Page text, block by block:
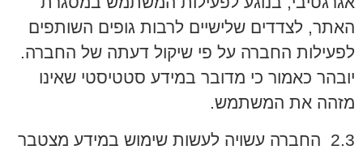
האתר, לצדדים שלישיים לרבות גופים השותפים
לפעילות החברה על פי שיקול דעתה של החברה.
יובהר כאמור כי מדובר במידע סטטיסטי שאינו
מזהה את המשתמש.
2.3 החברה עשויה לעשות שימוש במידע מצטבר